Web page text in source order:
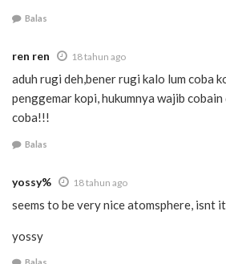
Balas
ren ren 18 tahun ago
aduh rugi deh,bener rugi kalo lum coba
penggemar kopi, hukumnya wajib cobain
coba!!!
Balas
yossy% 18 tahun ago
seems to be very nice atomsphere, isnt
yossy